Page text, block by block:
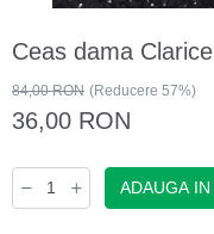
Ceas dama
84,00 RON (Reducere 57%)
36,00 RON
ADAUGA